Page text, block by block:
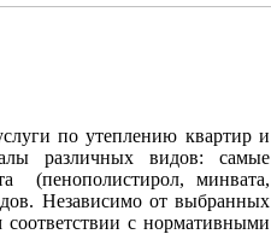
по утеплению квартир и
различных видов: самые
(пенополистирол, минвата,
Независимо от выбранных
соответствии с нормативными